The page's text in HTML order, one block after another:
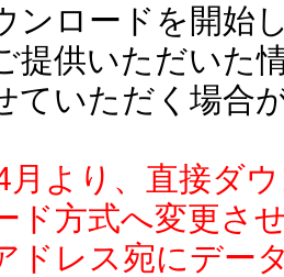
ンロードを開始
提供いただいた
ていただく場合
月より、直接ダ
ド方式へ変更さ
ドレス宛にデー